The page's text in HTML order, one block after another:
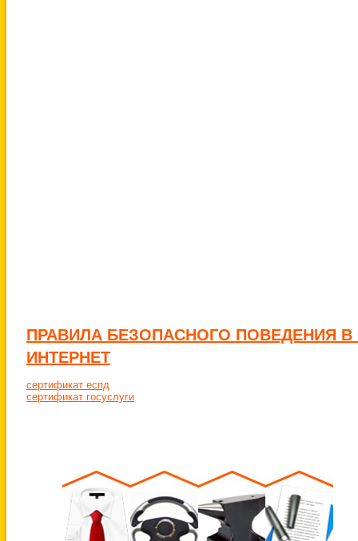
ПРАВИЛА БЕЗОПАСНОГО ПОВЕДЕНИЯ В
ИНТЕРНЕТ
сертификат еспд
сертификат госуслуги